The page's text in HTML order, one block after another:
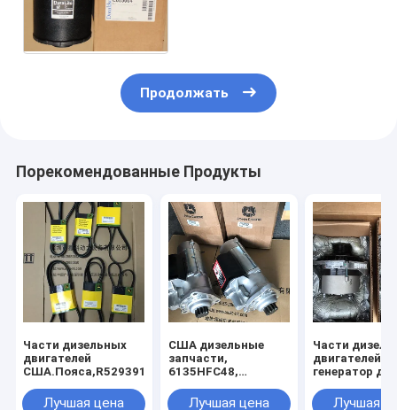
Продолжать
Порекомендованные Продукты
Части дизельных
двигателей
Лучшая цена
США дизельные
запчасти,
6135HFC48,
RE540301,
Лучшая цена
Части
двигателей
генератор
RE506197,
Лучшая